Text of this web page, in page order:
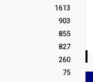
1613
903
855
827
260
75